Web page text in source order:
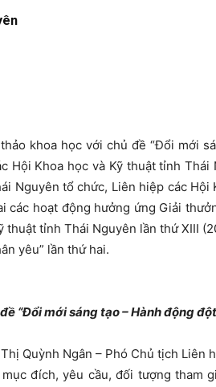
khoa học với chủ đề “Đổi mới
Hội Khoa học và Kỹ thuật tỉnh
Nguyên tổ chức, Liên hiệp các Hội
các hoạt động hưởng ứng Giải
thuật tỉnh Thái Nguyên lần thứ XIII
yêu” lần thứ hai.
“Đổi mới sáng tạo – Hành động
Quỳnh Ngân – Phó Chủ tịch Liên
đích, yêu cầu, đối tượng tham